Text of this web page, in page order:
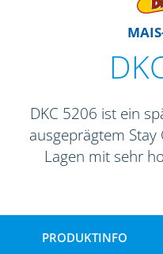
DKC 5206 ist ein
ausgeprägtem
Lagen mit sehr
PRODUKTINFO